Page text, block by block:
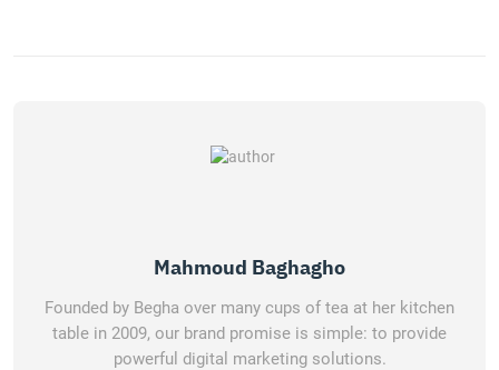
Mahmoud Baghagho
Founded by Begha over many cups of tea at her kitchen
table in 2009, our brand promise is simple: to provide
powerful digital marketing solutions.